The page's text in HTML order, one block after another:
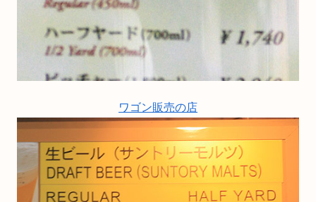
ワゴン販売の店